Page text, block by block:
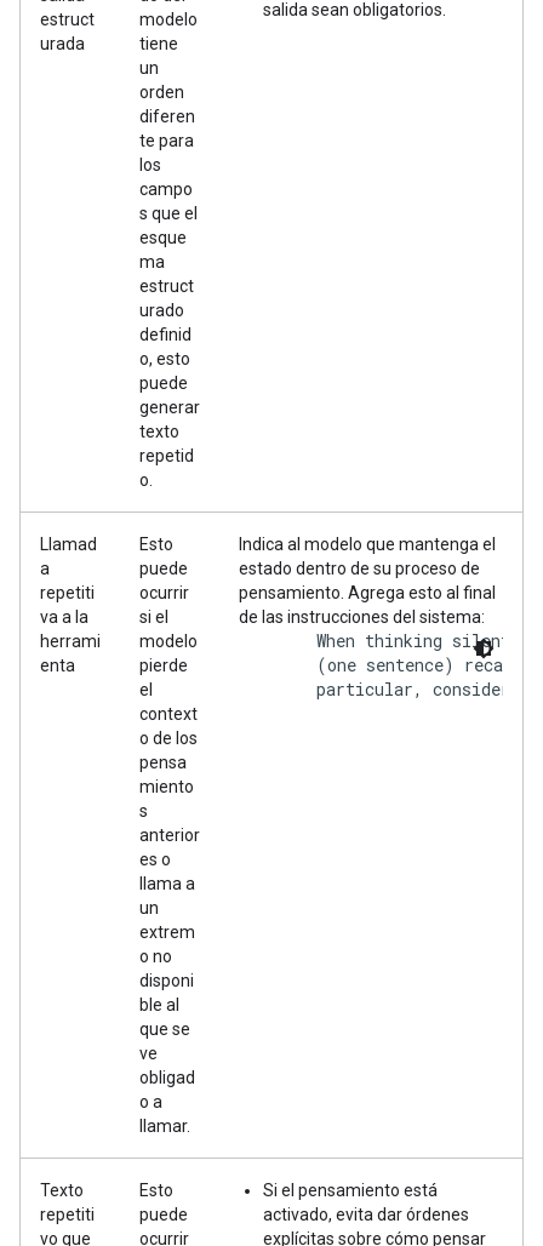
estruct
urada
modelo
tiene
un
orden
diferen
te para
los
campo
s que el
esque
ma
estruct
urado
definid
o, esto
puede
generar
texto
repetid
o.
salida sean obligatorios.
Llamad
a
repetiti
va a la
herrami
enta
Esto
puede
ocurrir
si el
modelo
pierde
el
context
o de los
pensa
miento
s
anterior
es o
llama a
un
extrem
o no
disponi
ble al
que se
ve
obligad
o a
llamar.
Indica al modelo que mantenga el
estado dentro de su proceso de
pensamiento. Agrega esto al final
de las instrucciones del sistema:
When thinking
(one sentence) recap
particular, consider
Texto
repetiti
vo que
Esto
puede
ocurrir
Si el pensamiento está
activado, evita dar órdenes
explícitas sobre cómo pensar